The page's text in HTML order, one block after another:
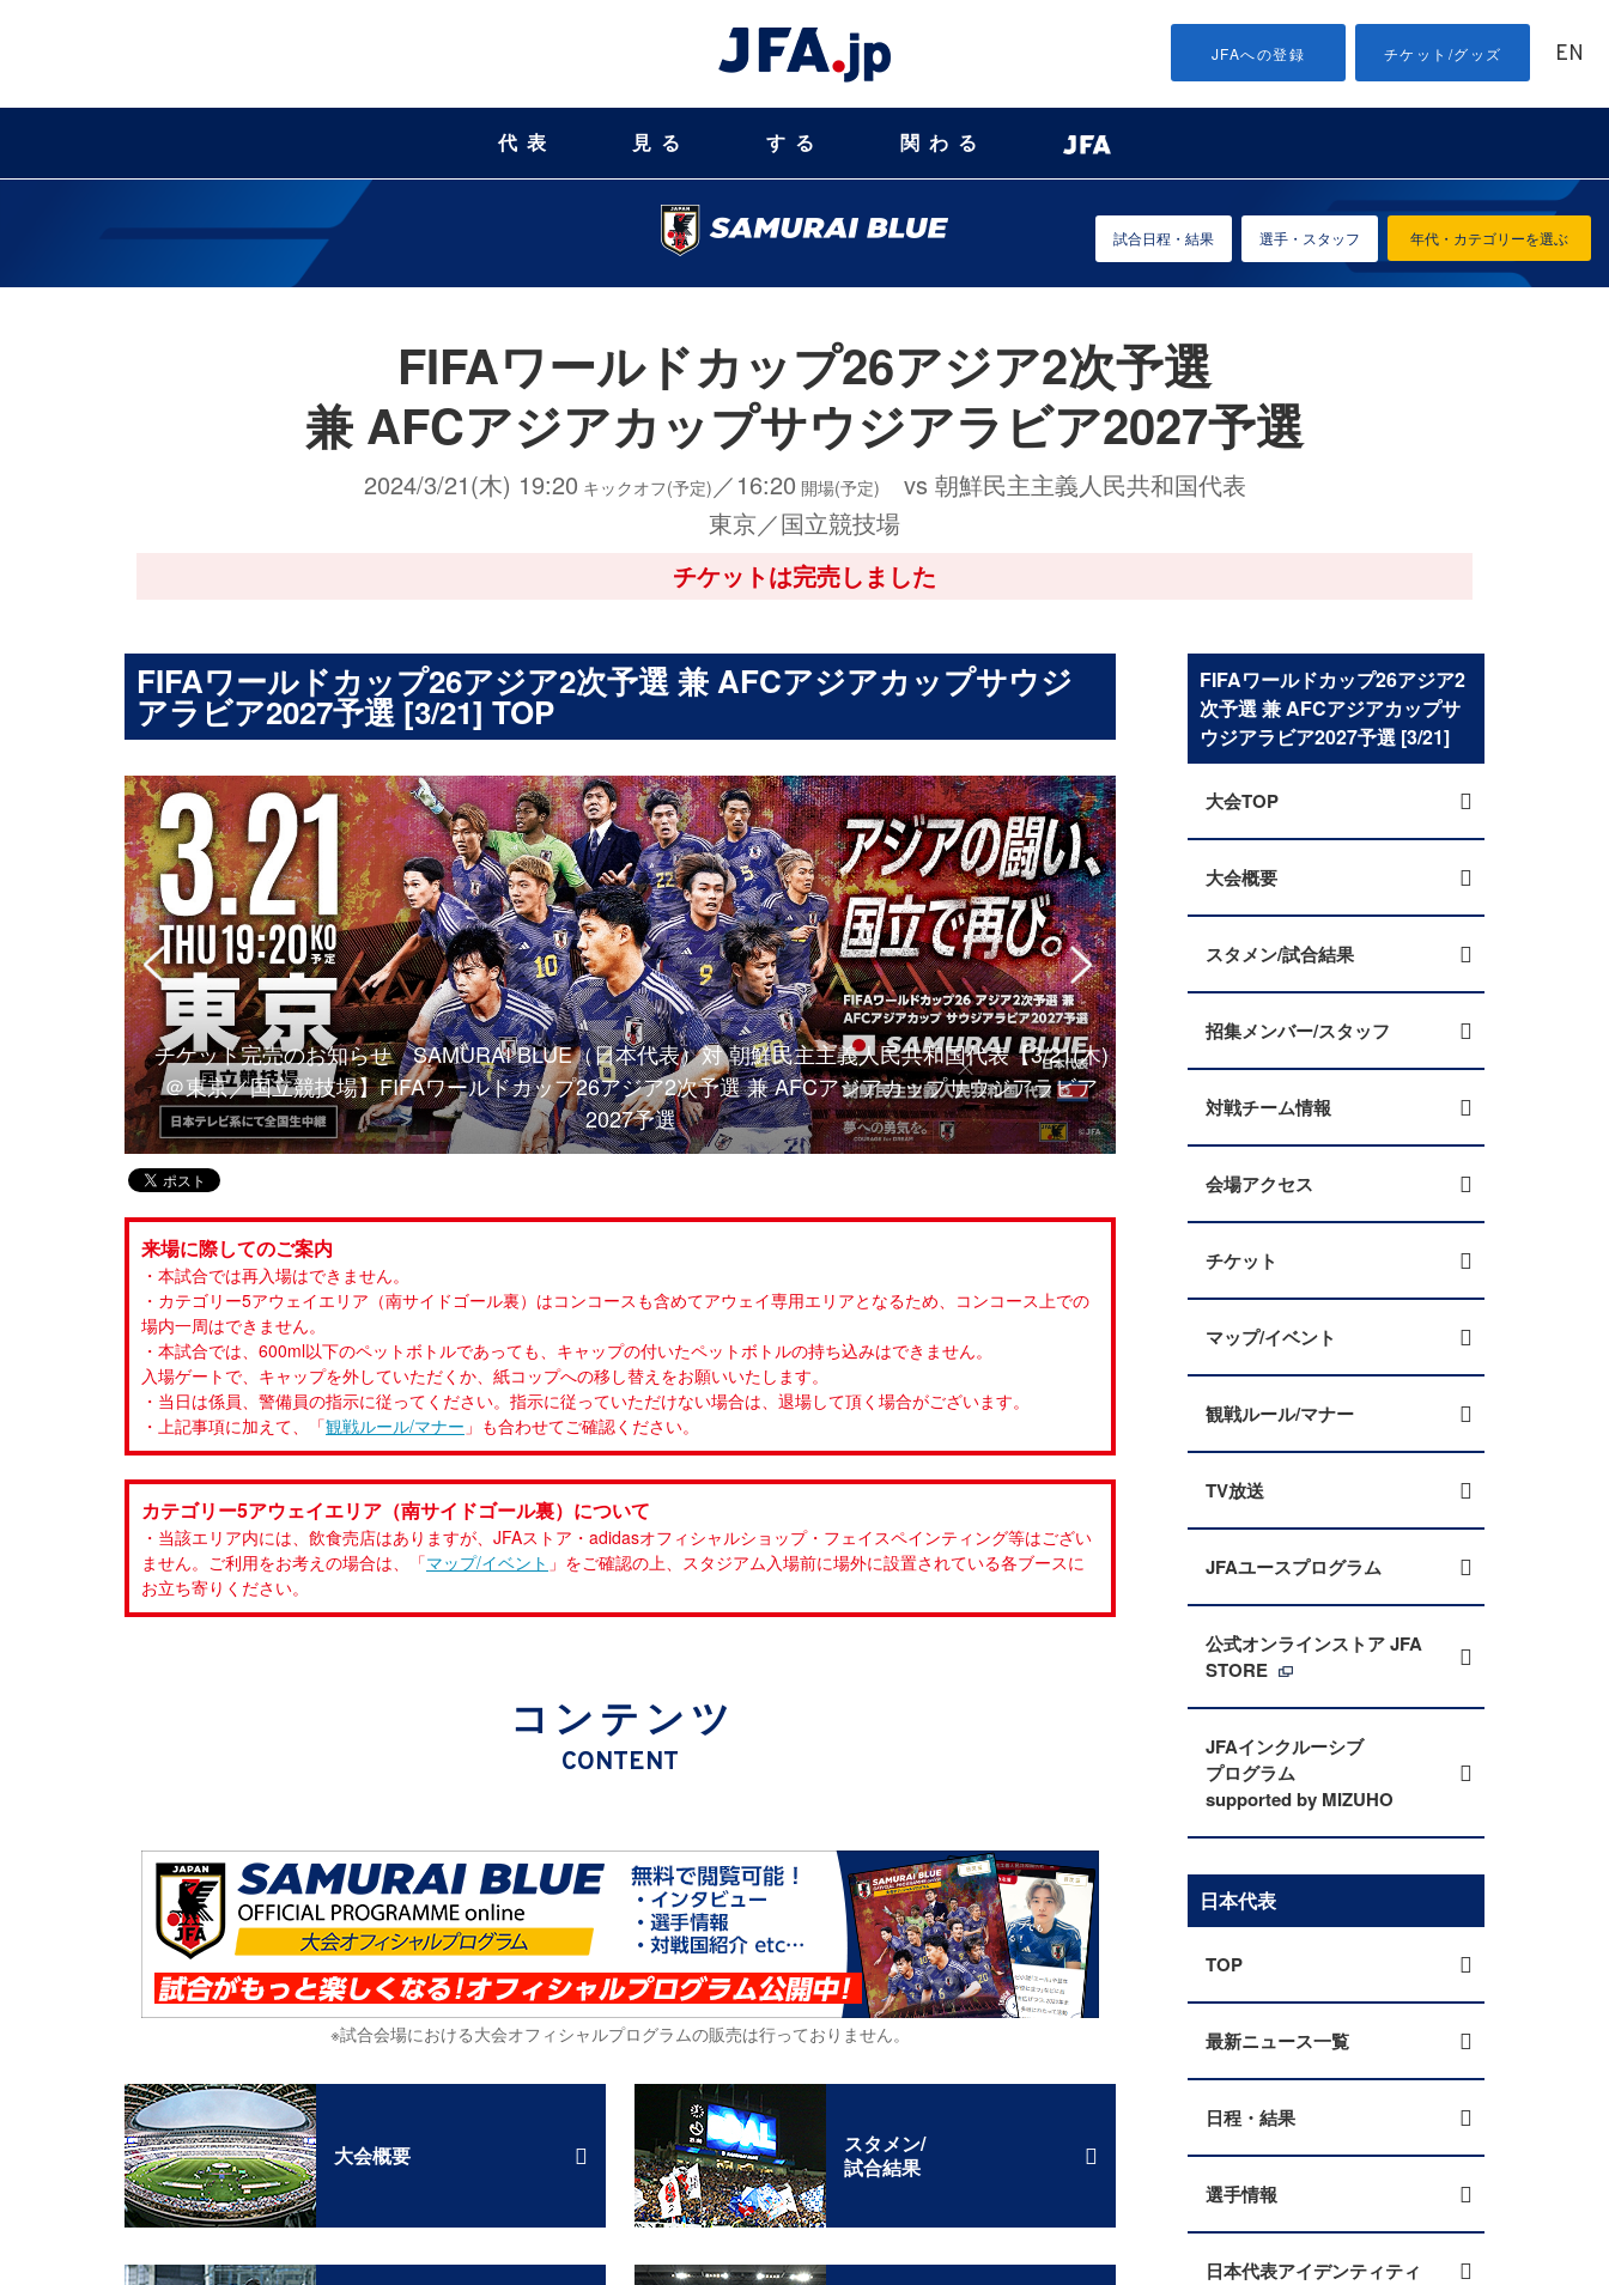
JFAへの登録 チケット/グッズ EN
代表 見る する 関わる
年代・カテゴリーを選ぶ
試合日程・結果 選手・スタッフ
FIFAワールドカップ26アジア2次予選 兼 AFCアジアカップサウジ
アラビア2027予選 [3/21] TOP
FIFAワールドカップ26アジア2次予選
兼 AFCアジアカップサウジアラビア2027予選
2024/3/21(木) 19:20 キックオフ(予定) ／16:20 開場(予定)
vs 朝鮮民主主義人民共和国代表
東京／国立競技場
チケットは完売しました
チケット完売のお知らせ SAMURAI BLUE（日本代表）対 朝鮮民主主義人民共和国代表【3/21(木)
＠東京／国立競技場】FIFAワールドカップ26アジア2次予選 兼 AFCアジアカップサウジアラビア
2027予選
来場に際してのご案内
・本試合では再入場はできません。
・カテゴリー5アウェイエリア（南サイドゴール裏）はコンコースも含めてアウェイ専用エリアとなるため、コンコース上での
場内一周はできません。
・本試合では、600ml以下のペットボトルであっても、キャップの付いたペットボトルの持ち込みはできません。
入場ゲートで、キャップを外していただくか、紙コップへの移し替えをお願いいたします。
・当日は係員、警備員の指示に従ってください。指示に従っていただけない場合は、退場して頂く場合がございます。
・上記事項に加えて、「観戦ルール/マナー 」も合わせてご確認ください。
カテゴリー5アウェイエリア（南サイドゴール裏）について
・当該エリア内には、飲食売店はありますが、JFAストア・adidasオフィシャルショップ・フェイスペインティング等はござい
ません。ご利用をお考えの場合は、「マップ/イベント 」をご確認の上、スタジアム入場前に場外に設置されている各ブースに
お立ち寄りください。
コンテンツ
CONTENT
※試合会場における大会オフィシャルプログラムの販売は行っておりません。
大会概要
スタメン/
試合結果
FIFAワールドカップ26アジア2
次予選 兼 AFCアジアカップサ
ウジアラビア2027予選 [3/21]
大会TOP
大会概要
スタメン/試合結果
招集メンバー/スタッフ
対戦チーム情報
会場アクセス
チケット
マップ/イベント
観戦ルール/マナー
TV放送
JFAユースプログラム
公式オンラインストア JFA
STORE
JFAインクルーシブ
プログラム
supported by MIZUHO
日本代表
TOP
最新ニュース一覧
日程・結果
選手情報
日本代表アイデンティティ